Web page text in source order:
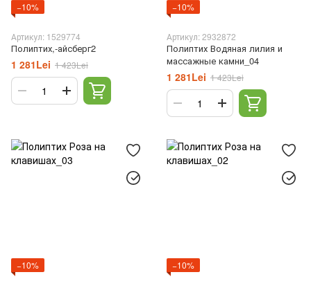
−10%
Артикул: 1529774
Полиптих,-айсберг2
1 281Lei 1 423Lei
−10%
Артикул: 2932872
Полиптих Водяная лилия и
массажные камни_04
1 281Lei 1 423Lei
−10% −10%